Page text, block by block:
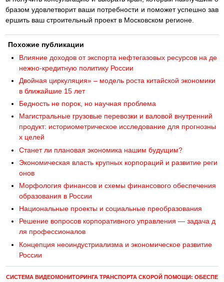
бразом удовлетворит ваши потребности и поможет успешно зав
ершить ваш строительный проект в Московском регионе.
Похожие публикации
Влияние доходов от экспорта нефтегазовых ресурсов на де
нежно-кредитную политику России
Двойная циркуляция» – модель роста китайской экономики
в ближайшие 15 лет
Бедность не порок, но научная проблема
Магистральные грузовые перевозки и валовой внутренний
продукт: историометрическое исследование для прогнозны
х целей
Cтанет ли плановая экономика нашим будущим?
Экономическая власть крупных корпораций и развитие реги
онов
Морфология финансов и схемы финансового обеспечения
образования в России
Национальные проекты и социальные преобразования
Решение вопросов корпоративного управления — задача д
ля профессионалов
Концепция неоиндустриализма и экономическое развитие
России
СИСТЕМА ВИДЕОМОНИТОРИНГА ТРАНСПОРТА СКОРОЙ ПОМОЩИ: ОБЕСПЕ